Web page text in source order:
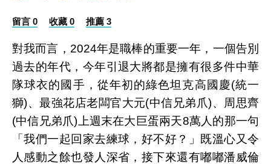
留言 0 收藏 0 推薦 3
對我而言，2024年是職棒的重要一年，一個告別
過去的年代，今年引退大將都是擁有很多件中華
隊球衣的國手，從年初的綠色坦克高國慶(統一
獅)、最強花店老闆官大元(中信兄弟爪)、周思齊
(中信兄弟爪)上週末在大巨蛋兩天8萬人的那一句
「我們一起回家去練球，好不好？」既溫心又令
人感動之餘也發人深省，接下來還有嘟嘟潘威倫